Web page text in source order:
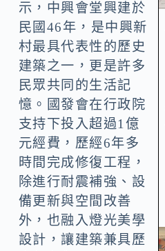
示，中興會堂興建於
民國46年，是中興新
村最具代表性的歷史
建築之一，更是許多
民眾共同的生活記
憶。國發會在行政院
支持下投入超過1億
元經費，歷經6年多
時間完成修復工程，
除進行耐震補強、設
備更新與空間改善
外，也融入燈光美學
設計，讓建築兼具歷